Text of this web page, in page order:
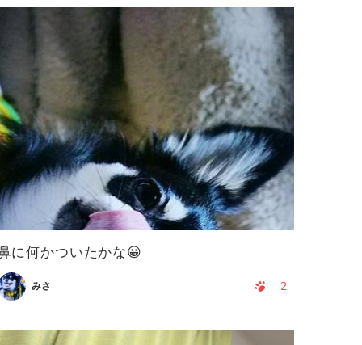
に何かついたかな😀
みさ 2